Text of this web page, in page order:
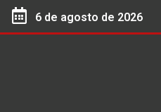
6 de agosto de 2026